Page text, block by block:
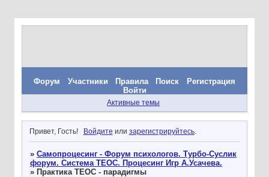
Форум Участники Правила Поиск
Регистрация
Войти
Активные темы
Привет, Гость! Войдите или зарегистрируйтесь.
» Самопроцесинг - Форум психологов. Турбо-Суслик
форум. Система ТЕОС. Процесинг Игр А.Усачева.
» Практика ТЕОС - парадигмы